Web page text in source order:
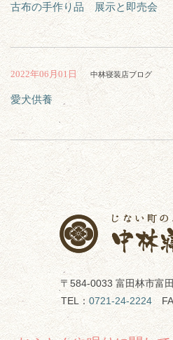
古布の手作り品 展示と即売会
2022年06月01日 中林寝装店ブログ
愛犬供養
〒584-0033 富田林市富
TEL：0721-24-2224